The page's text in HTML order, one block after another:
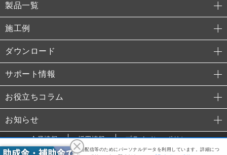
製品一覧
施工例
ダウンロード
サポート情報
お役立ちコラム
お知らせ
企業情報 採用情報 プライバシーポリシー
© 2015 TAKANO Co., Ltd.
利便性向上や利用状況の分析、広告配信等のためにパーソナルデータを利用しています。詳細につ